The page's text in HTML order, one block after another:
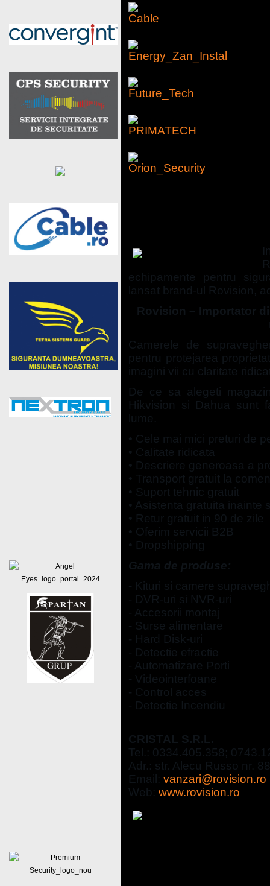
echipamente pentru
lansat brand-ul Rovision,
Rovision – Importator
Camerele de
pentru protejarea
imagini vii cu claritate
De ce sa alegeti
Hikvision si Dahua sunt
lume.
• Cele mai mici preturi de
• Calitate ridicata
• Descriere generoasa a
• Transport gratuit la
• Suport tehnic gratuit
• Asistenta gratuita inainte
• Retur gratuit in 90 de zile
• Oferim servicii B2B
• Dropshipping
Gama de produse:
- Kituri si camere
- DVR-uri si NVR-uri
- Accesorii montaj
- Surse alimentare
- Hard Disk-uri
- Detectie efractie
- Automatizare Porti
- Videointerfoane
- Control acces
- Detectie Incendiu
CRISTAL S.R.L.
Tel.: 0334.405.358;
Adr.: str. Alecu Russo nr.
Email: vanzari@rovision.ro
Web: www.rovision.ro